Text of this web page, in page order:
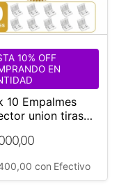
10 Empalmes
union tiras
10% OFF
EN
con Efectivo